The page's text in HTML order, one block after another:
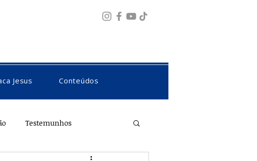
Jesus Conteúdos
Testemunhos